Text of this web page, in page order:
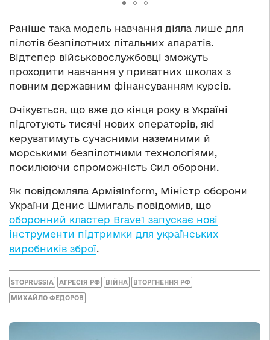
Раніше така модель навчання діяла лише для
пілотів безпілотних літальних апаратів.
Відтепер військовослужбовці зможуть
проходити навчання у приватних школах з
повним державним фінансуванням курсів.
Очікується, що вже до кінця року в Україні
підготують тисячі нових операторів, які
керуватимуть сучасними наземними й
морськими безпілотними технологіями,
посилюючи спроможність Сил оборони.
Як повідомляла АрміяInform, Міністр оборони
України Денис Шмигаль повідомив, що
оборонний кластер Brave1 запускає нові
інструменти підтримки для українських
виробників зброї.
STOPRUSSIA АГРЕСІЯ РФ ВІЙНА ВТОРГНЕННЯ РФ
МИХАЙЛО ФЕДОРОВ